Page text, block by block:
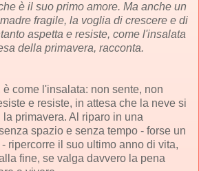
è il suo primo amore. Ma anche un
fragile, la voglia di crescere e di
aspetta e resiste, come l'insalata
della primavera, racconta.
come l'insalata: non sente, non
e resiste, in attesa che la neve si
primavera. Al riparo in una
spazio e senza tempo - forse un
ripercorre il suo ultimo anno di vita,
fine, se valga davvero la pena